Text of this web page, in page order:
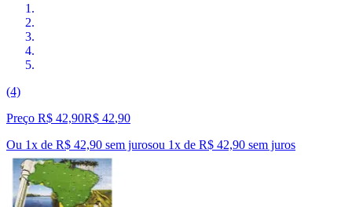
(4)
Preço R$ 42,90R$ 42,90
Ou 1x de R$ 42,90 sem jurosou 1x de R$ 42,90 sem juros